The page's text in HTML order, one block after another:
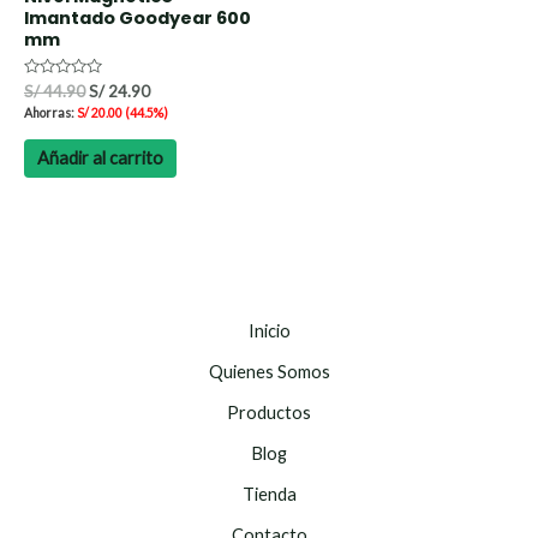
Imantado Goodyear 600
mm
Valorado
con
0
5
S/44.90S/24.90
Ahorras:S/20.00 (44.5%)
Añadir al carrito
Inicio
Quienes Somos
Productos
Blog
Tienda